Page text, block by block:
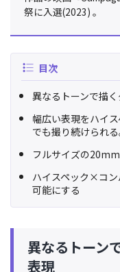
祭に入選(2023) 。
目次
異なるトーンで描
幅広い表現をハイ
でも撮り続けられる
フルサイズの
ハイスペック×コン
可能にする
異なるトーン
表現